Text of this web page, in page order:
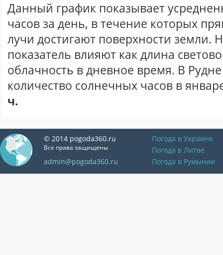
Данный график показывает
часов за день, в течение которых
лучи достигают поверхности земли.
показатель влияют как длина
облачность в дневное время. В
количество солнечных часов в
ч.
© 2014 pogoda360.ru
Все права защищены
admin@pogoda360.ru
Погода в Украине
Погода в Литве
Погода в Румынии